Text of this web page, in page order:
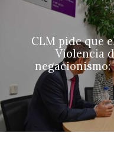
CLM pide que
Violencia